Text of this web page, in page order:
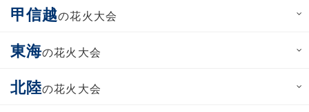
甲信越の花火大会
東海の花火大会
北陸の花火大会